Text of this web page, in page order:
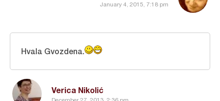
January 4, 2015, 7:18 pm
Verica Nikolić
Hvala Gvozdena.